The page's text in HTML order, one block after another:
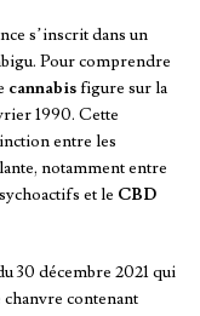
s’inscrit dans un
Pour comprendre
cannabis figure sur la
1990. Cette
entre les
notamment entre
et le CBD
30 décembre 2021 qui
chanvre contenant